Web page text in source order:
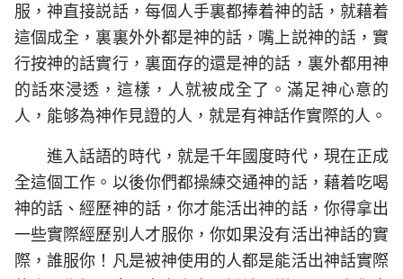
服，神直接説話，每個人手裏都捧着神的話，就藉着
這個成全，裏裏外外都是神的話，嘴上説神的話，實
行按神的話實行，裏面存的還是神的話，裏外都用神
的話來浸透，這樣，人就被成全了。滿足神心意的
人，能够為神作見證的人，就是有神話作實際的人。
進入話語的時代，就是千年國度時代，現在正成
全這個工作。以後你們都操練交通神的話，藉着吃喝
神的話、經歷神的話，你才能活出神的話，你得拿出
一些實際經歷别人才服你，你如果没有活出神話的實
際，誰服你！凡是被神使用的人都是能活出神話實際